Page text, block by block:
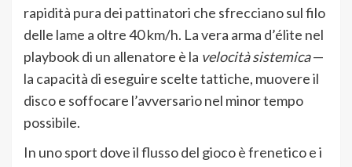
rapidità pura dei pattinatori che sfrecciano sul filo
delle lame a oltre 40 km/h. La vera arma d’élite nel
playbook di un allenatore è la velocità sistemica—
la capacità di eseguire scelte tattiche, muovere il
disco e soffocare l’avversario nel minor tempo
possibile.
In uno sport dove il flusso del gioco è frenetico e i